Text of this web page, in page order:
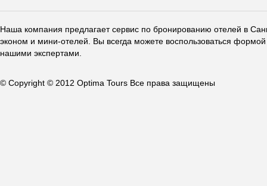
Наша компания предлагает сервис по бронированию отелей в
эконом и мини-отелей. Вы всегда можете воспользоваться
нашими экспертами.
© Copyright © 2012 Optima Tours Все права защищены